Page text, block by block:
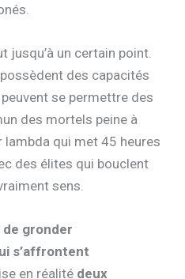
jusqu’à un certain point.
des capacités
se permettre des
des mortels peine à
lambda qui met 45 heures
des élites qui bouclent
sens.
de gronder
s’affrontent
en réalité deux